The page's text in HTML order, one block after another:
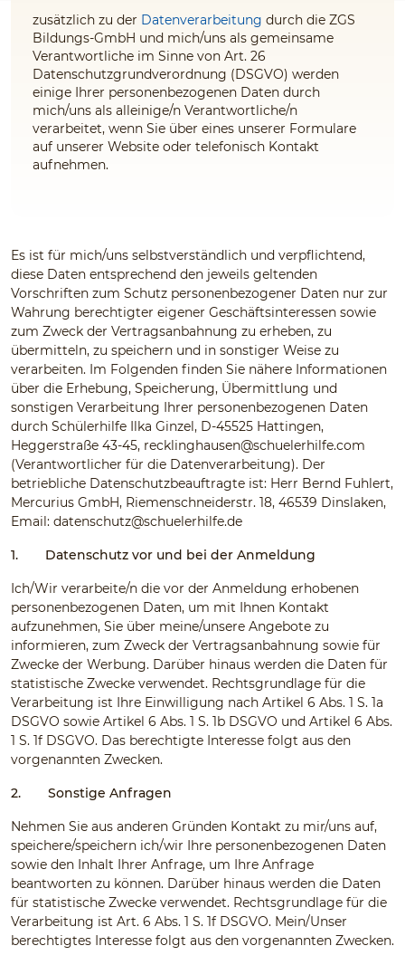
zusätzlich zu der Datenverarbeitung durch die ZGS
Bildungs-GmbH und mich/uns als gemeinsame
Verantwortliche im Sinne von Art. 26
Datenschutzgrundverordnung (DSGVO) werden
einige Ihrer personenbezogenen Daten durch
mich/uns als alleinige/n Verantwortliche/n
verarbeitet, wenn Sie über eines unserer Formulare
auf unserer Website oder telefonisch Kontakt
aufnehmen.
Es ist für mich/uns selbstverständlich und verpflichtend,
diese Daten entsprechend den jeweils geltenden
Vorschriften zum Schutz personenbezogener Daten nur zur
Wahrung berechtigter eigener Geschäftsinteressen sowie
zum Zweck der Vertragsanbahnung zu erheben, zu
übermitteln, zu speichern und in sonstiger Weise zu
verarbeiten. Im Folgenden finden Sie nähere Informationen
über die Erhebung, Speicherung, Übermittlung und
sonstigen Verarbeitung Ihrer personenbezogenen Daten
durch Schülerhilfe Ilka Ginzel, D-45525 Hattingen,
Heggerstraße 43-45, recklinghausen@schuelerhilfe.com
(Verantwortlicher für die Datenverarbeitung). Der
betriebliche Datenschutzbeauftragte ist: Herr Bernd Fuhlert,
Mercurius GmbH, Riemenschneiderstr. 18, 46539 Dinslaken,
Email: datenschutz@schuelerhilfe.de
1. Datenschutz vor und bei der Anmeldung
Ich/Wir verarbeite/n die vor der Anmeldung erhobenen
personenbezogenen Daten, um mit Ihnen Kontakt
aufzunehmen, Sie über meine/unsere Angebote zu
informieren, zum Zweck der Vertragsanbahnung sowie für
Zwecke der Werbung. Darüber hinaus werden die Daten für
statistische Zwecke verwendet. Rechtsgrundlage für die
Verarbeitung ist Ihre Einwilligung nach Artikel 6 Abs. 1 S. 1a
DSGVO sowie Artikel 6 Abs. 1 S. 1b DSGVO und Artikel 6 Abs.
1 S. 1f DSGVO. Das berechtigte Interesse folgt aus den
vorgenannten Zwecken.
2. Sonstige Anfragen
Nehmen Sie aus anderen Gründen Kontakt zu mir/uns auf,
speichere/speichern ich/wir Ihre personenbezogenen Daten
sowie den Inhalt Ihrer Anfrage, um Ihre Anfrage
beantworten zu können. Darüber hinaus werden die Daten
für statistische Zwecke verwendet. Rechtsgrundlage für die
Verarbeitung ist Art. 6 Abs. 1 S. 1f DSGVO. Mein/Unser
berechtigtes Interesse folgt aus den vorgenannten Zwecken.